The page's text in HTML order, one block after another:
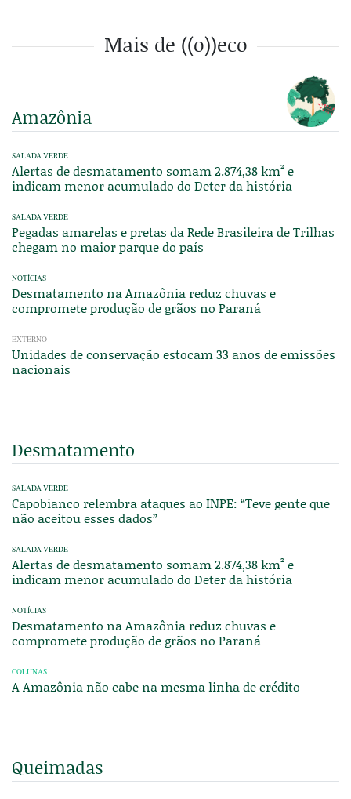
Mais de ((o))eco
Amazônia
SALADA VERDE
Alertas de desmatamento somam 2.874,38 km² e
indicam menor acumulado do Deter da história
SALADA VERDE
Pegadas amarelas e pretas da Rede Brasileira de Trilhas
chegam no maior parque do país
NOTÍCIAS
Desmatamento na Amazônia reduz chuvas e
compromete produção de grãos no Paraná
EXTERNO
Unidades de conservação estocam 33 anos de emissões
nacionais
Desmatamento
SALADA VERDE
Capobianco relembra ataques ao INPE: “Teve gente que
não aceitou esses dados”
SALADA VERDE
Alertas de desmatamento somam 2.874,38 km² e
indicam menor acumulado do Deter da história
NOTÍCIAS
Desmatamento na Amazônia reduz chuvas e
compromete produção de grãos no Paraná
COLUNAS
A Amazônia não cabe na mesma linha de crédito
Queimadas